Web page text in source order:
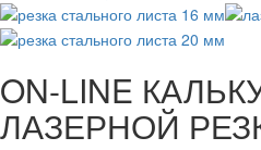
ON-LINE
ЛАЗЕРНОЙ